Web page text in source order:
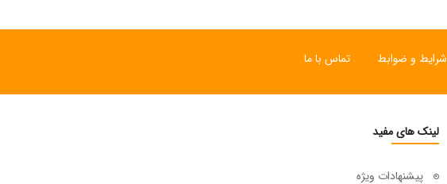
شرایط و ضوابط تماس با ما
لینک های مفید
پیشنهادات ویژه